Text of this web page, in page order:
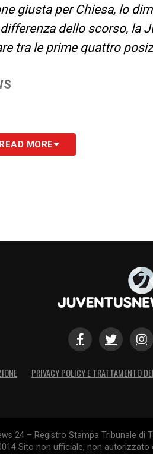
giusta per Chiesa, lo
dello scorso, la
tra le prime quattro
READ MORE
PRIVACY POLICY E TRATTAMENTO
24 – Registro Stampa Tribunale
Sito non ufficiale, non